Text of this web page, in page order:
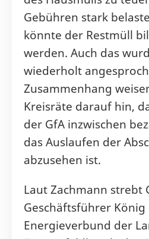
Gebühren stark
könnte der Restmüll
werden. Auch das
wiederholt
Zusammenhang
Kreisräte darauf hin,
der GfA inzwischen
das Auslaufen der
abzusehen ist.
Laut Zachmann strebt
Geschäftsführer
Energieverbund der